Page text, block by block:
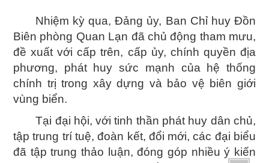
Nhiệm kỳ qua, Đảng ủy, Ban Chỉ huy Đồn
Biên phòng Quan Lạn đã chủ động tham mưu,
đề xuất với cấp trên, cấp ủy, chính quyền địa
phương, phát huy sức mạnh của hệ thống
chính trị trong xây dựng và bảo vệ biên giới
vùng biển.
Tại đại hội, với tinh thần phát huy dân chủ,
tập trung trí tuệ, đoàn kết, đổi mới, các đại biểu
đã tập trung thảo luận, đóng góp nhiều ý kiến